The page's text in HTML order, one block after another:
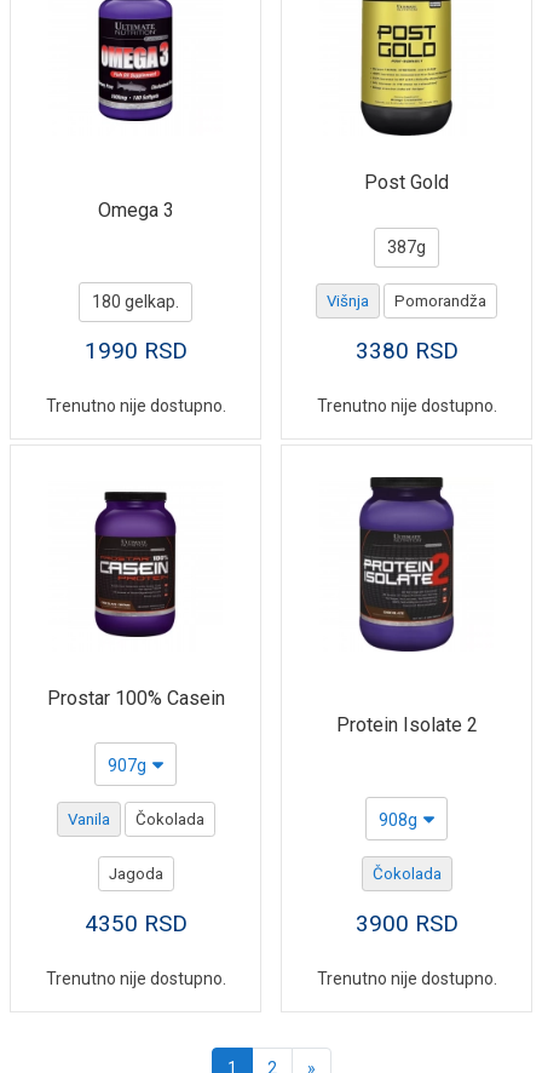
Omega 3
180 gelkap.
1990 RSD
Trenutno nije dostupno.
Post Gold
387g
Višnja Pomorandža
3380 RSD
Trenutno nije dostupno.
Prostar 100% Casein
907g
Vanila Čokolada
Jagoda
4350 RSD
Trenutno nije dostupno.
Protein Isolate 2
908g
Čokolada
3900 RSD
Trenutno nije dostupno.
1 2 »Sledeća